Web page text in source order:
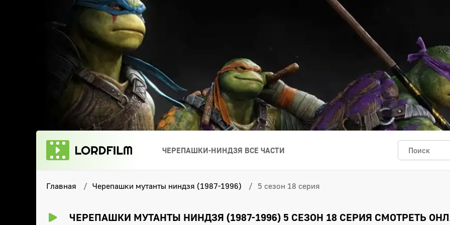
ЧЕРЕПАШКИ-НИНДЗЯ ВСЕ ЧАСТИ
Главная Черепашки мутанты ниндзя (1987-1996) 5 сезон 18 серия
ЧЕРЕПАШКИ МУТАНТЫ НИНДЗЯ (1987-1996) 5 СЕЗОН 18 СЕРИЯ СМОТРЕТЬ